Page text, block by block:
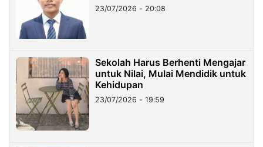
23/07/2026 - 20:08
Sekolah Harus Berhenti Mengajar
untuk Nilai, Mulai Mendidik untuk
Kehidupan
23/07/2026 - 19:59